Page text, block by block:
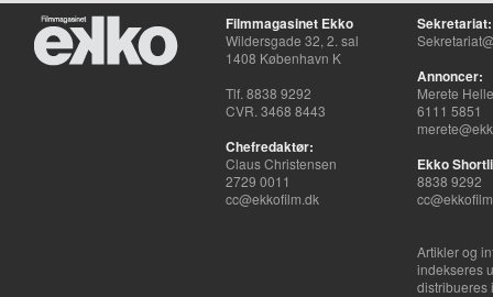
Filmmagasinet Ekko
Wildersgade 32, 2. sal
1408 København K
Tlf. 8838 9292
CVR. 3468 8443
Chefredaktør:
Claus Christensen
2729 0011
cc@ekkofilm.dk
Sekretariat:
Annoncer:
Merete
6111 5851
Ekko
8838 9292
Artikler og
indekseres
distribueres